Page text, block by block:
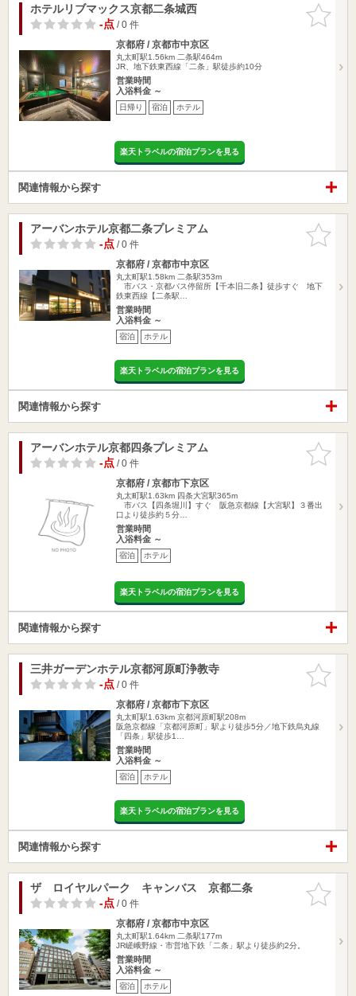
お気に入
りに追加
ホテルリブマックス京都二条城西
-点/ 0 件
京都府 / 京都市中京区
丸太町駅1.56km 二条駅464m
JR、地下鉄東西線「二条」駅徒歩約10分
営業時間
入浴料金 ～
日帰り 宿泊 ホテル
楽天トラベルの宿泊プランを見る
関連情報から探す
お気に入
りに追加
アーバンホテル京都二条プレミアム
-点/ 0 件
京都府 / 京都市中京区
丸太町駅1.58km 二条駅353m
市バス・京都バス停留所【千本旧二条】徒歩すぐ 地下
鉄東西線【二条駅…
営業時間
入浴料金 ～
宿泊 ホテル
楽天トラベルの宿泊プランを見る
関連情報から探す
お気に入
りに追加
アーバンホテル京都四条プレミアム
-点/ 0 件
京都府 / 京都市下京区
丸太町駅1.63km 四条大宮駅365m
市バス【四条堀川】すぐ 阪急京都線【大宮駅】３番出
口より徒歩約５分…
営業時間
入浴料金 ～
宿泊 ホテル
楽天トラベルの宿泊プランを見る
関連情報から探す
お気に入
りに追加
三井ガーデンホテル京都河原町浄教寺
-点/ 0 件
京都府 / 京都市下京区
丸太町駅1.63km 京都河原町駅208m
阪急京都線「京都河原町」駅より徒歩5分／地下鉄烏丸線
「四条」駅徒歩1…
営業時間
入浴料金 ～
宿泊 ホテル
楽天トラベルの宿泊プランを見る
関連情報から探す
お気に入
りに追加
ザ ロイヤルパーク キャンバス 京都二条
-点/ 0 件
京都府 / 京都市中京区
丸太町駅1.64km 二条駅177m
JR嵯峨野線・市営地下鉄「二条」駅より徒歩約2分。
営業時間
入浴料金 ～
宿泊 ホテル